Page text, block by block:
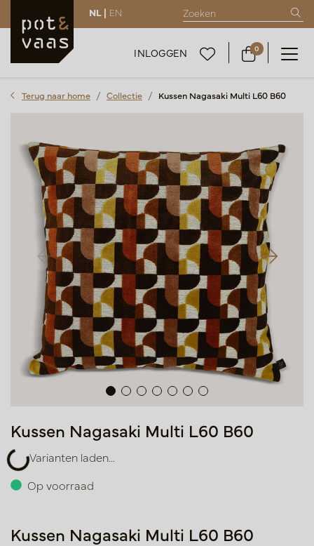
NL | EN
INLOGGEN 0
Terug naar home Collectie Kussen Nagasaki Multi L60 B60
Kussen Nagasaki Multi L60 B60
Varianten laden...
Varianten laden...
Op voorraad
Kussen Nagasaki Multi L60 B60